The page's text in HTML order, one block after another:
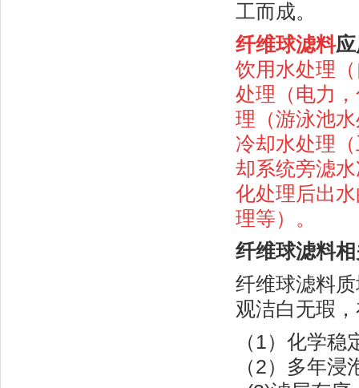
工而成。
纤维球滤料
饮用水处理
处理（电力
理（游泳池
冷却水处理
却系统旁滤
化处理后出
理等）。
纤维球滤料
纤维球滤料
观洁白无瑕
（1）化学
（2）多年